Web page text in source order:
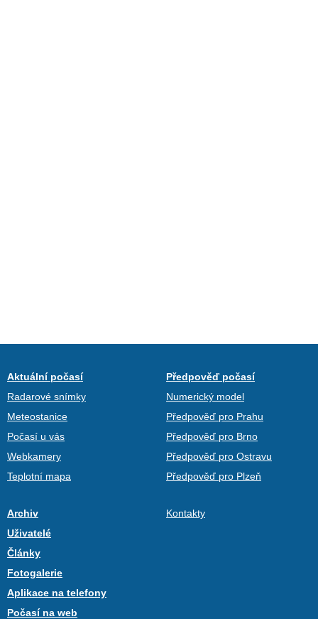
Aktuální počasí
Radarové snímky
Meteostanice
Počasí u vás
Webkamery
Teplotní mapa
Předpověď počasí
Numerický model
Předpověď pro Prahu
Předpověď pro Brno
Předpověď pro Ostravu
Předpověď pro Plzeň
Archiv
Uživatelé
Články
Fotogalerie
Aplikace na telefony
Počasí na web
Kontakty